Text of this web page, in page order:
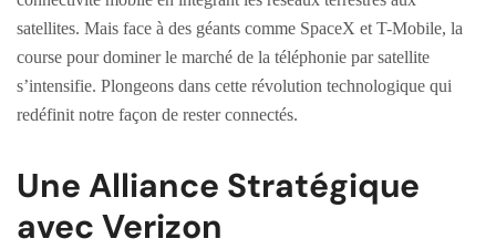
satellites. Mais face à des géants comme SpaceX et T-Mobile, la
course pour dominer le marché de la téléphonie par satellite
s’intensifie. Plongeons dans cette révolution technologique qui
redéfinit notre façon de rester connectés.
Une Alliance Stratégique
avec Verizon